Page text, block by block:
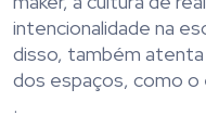
intencionalidade na
disso, também
dos espaços, como
.